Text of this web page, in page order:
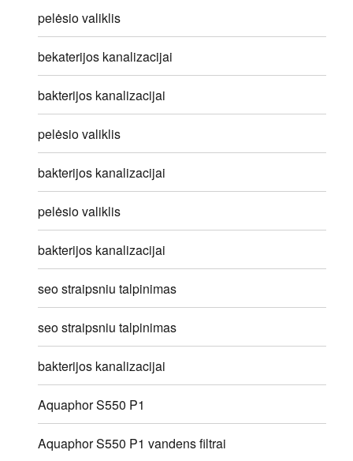
pelėsio valiklis
bekaterijos kanalizacijai
bakterijos kanalizacijai
pelėsio valiklis
bakterijos kanalizacijai
pelėsio valiklis
bakterijos kanalizacijai
seo straipsniu talpinimas
seo straipsniu talpinimas
bakterijos kanalizacijai
Aquaphor S550 P1
Aquaphor S550 P1 vandens filtrai